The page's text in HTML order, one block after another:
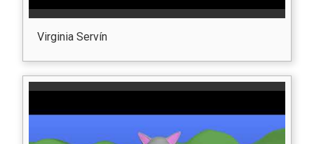
Virginia Servín